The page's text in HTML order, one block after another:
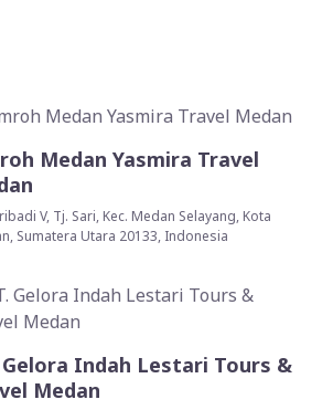
Medan Yasmira Travel
V, Tj. Sari, Kec. Medan Selayang, Kota
Sumatera Utara 20133, Indonesia
Gelora Indah Lestari Tours &
Medan